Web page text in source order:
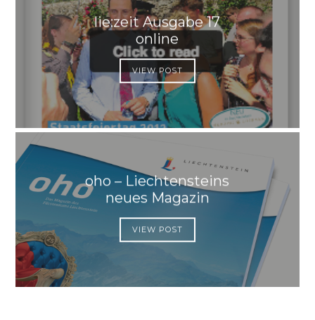
lie:zeit Ausgabe 17
online
VIEW POST
oho – Liechtensteins
neues Magazin
VIEW POST